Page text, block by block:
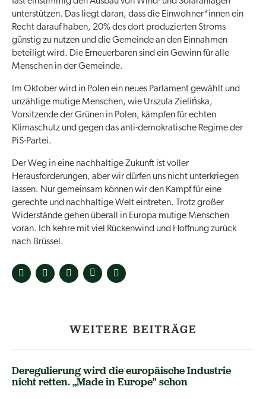
unterstützen. Das liegt daran, dass die Einwohner*innen ein
Recht darauf haben, 20% des dort produzierten Stroms
günstig zu nutzen und die Gemeinde an den Einnahmen
beteiligt wird. Die Erneuerbaren sind ein Gewinn für alle
Menschen in der Gemeinde.
Im Oktober wird in Polen ein neues Parlament gewählt und
unzählige mutige Menschen, wie Urszula Zielińska,
Vorsitzende der Grünen in Polen, kämpfen für echten
Klimaschutz und gegen das anti-demokratische Regime der
PiS-Partei.
Der Weg in eine nachhaltige Zukunft ist voller
Herausforderungen, aber wir dürfen uns nicht unterkriegen
lassen. Nur gemeinsam können wir den Kampf für eine
gerechte und nachhaltige Welt eintreten. Trotz großer
Widerstände gehen überall in Europa mutige Menschen
voran. Ich kehre mit viel Rückenwind und Hoffnung zurück
nach Brüssel.
WEITERE BEITRÄGE
Deregulierung wird die europäische Industrie
nicht retten. „Made in Europe" schon